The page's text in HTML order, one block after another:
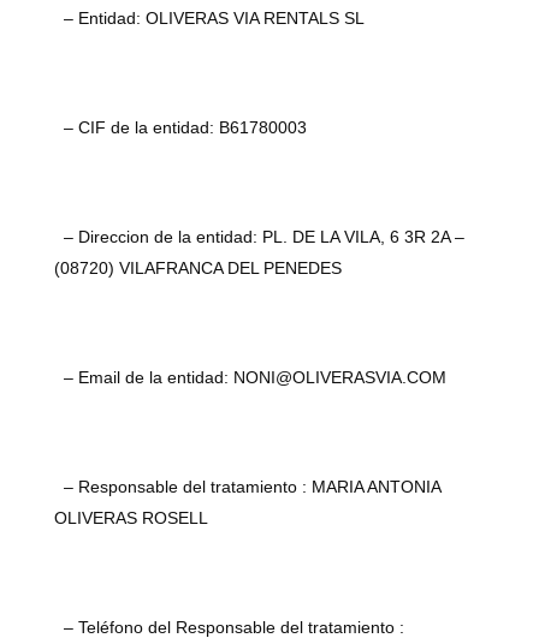
– Entidad: OLIVERAS VIA RENTALS SL
– CIF de la entidad: B61780003
– Direccion de la entidad: PL. DE LA VILA, 6 3R 2A –
(08720) VILAFRANCA DEL PENEDES
– Email de la entidad: NONI@OLIVERASVIA.COM
– Responsable del tratamiento : MARIA ANTONIA
OLIVERAS ROSELL
– Teléfono del Responsable del tratamiento :